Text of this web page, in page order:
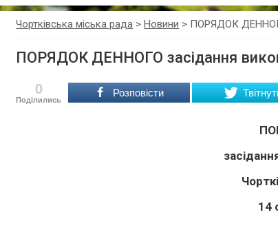
Чортківська міська рада >Новини > ПОРЯДОК
ПОРЯДОК ДЕННОГО засідання
0
Поділились
Розповісти
14